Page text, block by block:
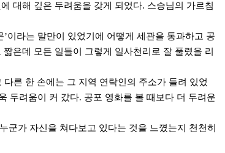
대해 깊은 두려움을 갖게 되었다. 스승님의 가르침
이라는 말만이 있었기에 어떻게 세관을 통과하고 공
은데 모든 일들이 그렇게 일사천리로 잘 풀렸을 리
른 한 손에는 그 지역 연락인의 주소가 들려 있었
두려움이 커 갔다. 공포 영화를 볼 때보다 더 두려운
군가 자신을 쳐다보고 있다는 것을 느꼈는지 천천히